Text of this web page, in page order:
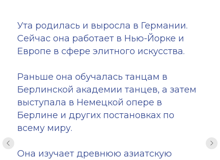
Ута родилась и выросла в Германии.
Сейчас она работает в Нью-Йорке и
Европе в сфере элитного искусства.
Раньше она обучалась танцам в
Берлинской академии танцев, а затем
выступала в Немецкой опере в
Берлине и других постановках по
всему миру.
Она изучает древнюю азиатскую